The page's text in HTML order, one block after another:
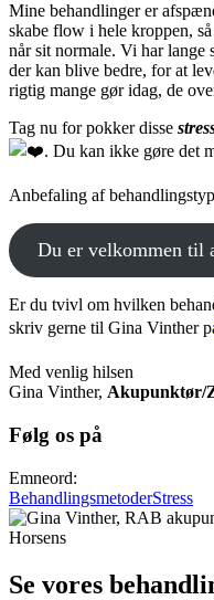
Mine behandlinger er
skabe flow i hele kroppen,
når sit normale. Vi har lange
der kan blive bedre, for at
rigtig mange gør idag, de
Tag nu for pokker disse
. Du kan ikke gøre det
Anbefaling af
Du er velkommen til
Er du tvivl om hvilken
skriv gerne til Gina Vinther
Med venlig hilsen
Gina Vinther, Akupunktør/
Følg os på
Emneord:
BehandlingsmetoderStress
Se vores